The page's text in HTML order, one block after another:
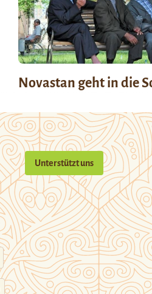
Novastan geht in die
Unterstützt uns